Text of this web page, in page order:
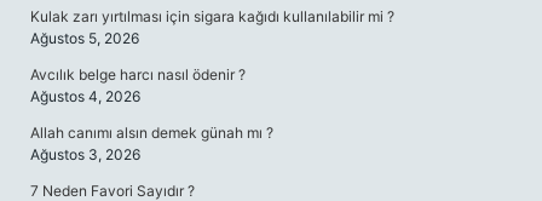
Kulak zarı yırtılması için sigara kağıdı kullanılabilir mi ?
Ağustos 5, 2026
Avcılık belge harcı nasıl ödenir ?
Ağustos 4, 2026
Allah canımı alsın demek günah mı ?
Ağustos 3, 2026
7 Neden Favori Sayıdır ?